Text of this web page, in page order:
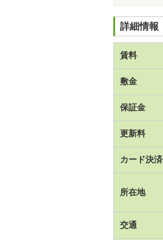
詳細情報
賃料
敷金
保証金
更新料
カード決済
所在地
交通